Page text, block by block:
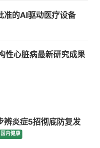
的AI驱动医疗设备
性心脏病最新研究成果
辨炎症5招彻底防复发
国内健康